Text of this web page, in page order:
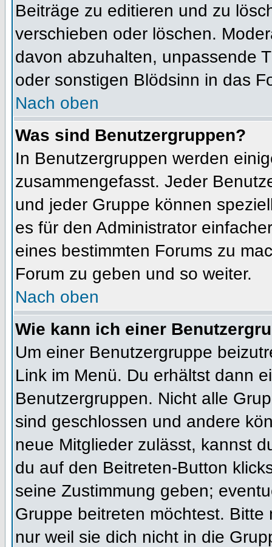
Beiträge zu editieren und zu
verschieben oder löschen.
davon abzuhalten, unpassende
oder sonstigen Blödsinn in das
Nach oben
Was sind Benutzergruppen?
In Benutzergruppen werden
zusammengefasst. Jeder
und jeder Gruppe können
es für den Administrator
eines bestimmten Forums zu
Forum zu geben und so weiter.
Nach oben
Wie kann ich einer
Um einer Benutzergruppe
Link im Menü. Du erhältst dann
Benutzergruppen. Nicht alle
sind geschlossen und andere
neue Mitglieder zulässt, kannst
du auf den Beitreten-Button
seine Zustimmung geben;
Gruppe beitreten möchtest.
nur weil sie dich nicht in die